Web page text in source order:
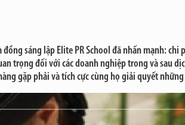
sáng lập Elite PR School đã nhấn mạnh: chi
trọng đối với các doanh nghiệp trong và sau
gặp phải và tích cực cùng họ giải quyết